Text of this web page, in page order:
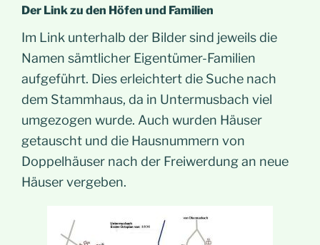
Der Link zu den Höfen und Familien
Im Link unterhalb der Bilder sind jeweils die
Namen sämtlicher Eigentümer-Familien
aufgeführt. Dies erleichtert die Suche nach
dem Stammhaus, da in Untermusbach viel
umgezogen wurde. Auch wurden Häuser
getauscht und die Hausnummern von
Doppelhäuser nach der Freiwerdung an neue
Häuser vergeben.